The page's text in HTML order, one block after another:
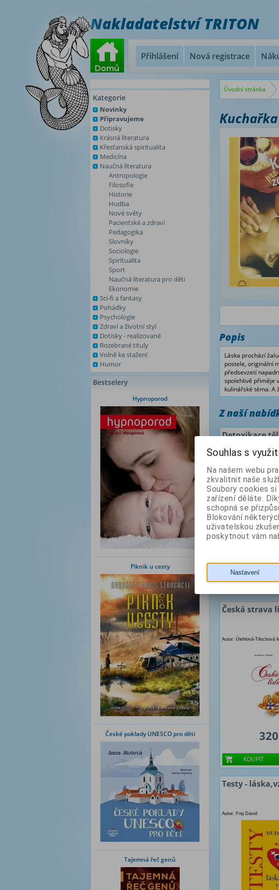
Nakladatelství TRITON
Přihlášení Nová registrace
Kategorie
Novinky
Připravujeme
Dotisky
Krásná literatura
Křesťanská spiritualita
Medicína
Naučná literatura
Antropologie
Filosofie
Historie
Hudba
Nové světy
Pacientské a zdraví
Pedagogika
Slovníky
Sociologie
Spiritualita
Sport
Naučná literatura pro děti
Ekonomie
Sci-fi a fantasy
Pohádky
Psychologie
Zdraví a životní styl
Dotisky - realizované
Rozebrané tituly
Volně ke stažení
Humor
Bestselery
Hypnoporod
Piknik u cesty
České poklady UNESCO pro děti
Tajemná řeč genů
Úvodní stránka
Popis
Láska prochází
postele, originální
předsevzetí
spolehlivě přiměje
kulinářské téma. A
Z naší
Detoxikace
56
KOUPIT
Česká strava
Autor: Úlehlová-Tilschová
KOUPIT
Testy -
Autor: Frej David
Souhlas s
Na našem webu
zkvalitnit naše
Soubory cookies si
zařízení děláte.
schopná se
Blokování
uživatelskou
poskytnout vám
Nastavení